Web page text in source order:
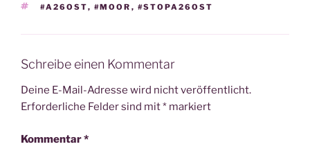
SCHLAGWÖRTER
#A26OST, #MOOR , #STOPA26OST
Schreibe einen Kommentar
Deine E-Mail-Adresse wird nicht veröffentlicht.
Erforderliche Felder sind mit* markiert
Kommentar*